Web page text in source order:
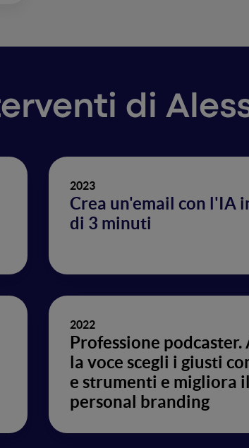
di
2023
Crea un'email con l'IA
di 3 minuti
2022
Professione podcaster.
la voce scegli i giusti
e strumenti e migliora
personal branding